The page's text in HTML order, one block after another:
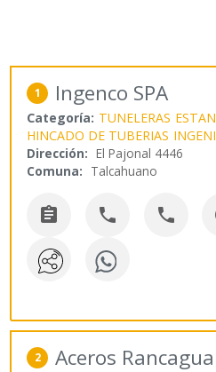
1 Ingenco SPA
Categoría: TUNELERAS
HINCADO DE TUBERIAS
Dirección: El Pajonal 4446
Comuna: Talcahuano
  
2 Aceros Rancagua